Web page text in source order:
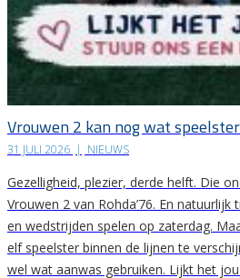
Vrouwen 2 kan nog wat
31 JULI 2026 | NIEUWS
Gezelligheid, plezier, derde helft. Die
Vrouwen 2 van Rohda’76. En
en wedstrijden spelen op zaterdag.
elf speelster binnen de lijnen te
wel wat aanwas gebruiken. Lijkt het